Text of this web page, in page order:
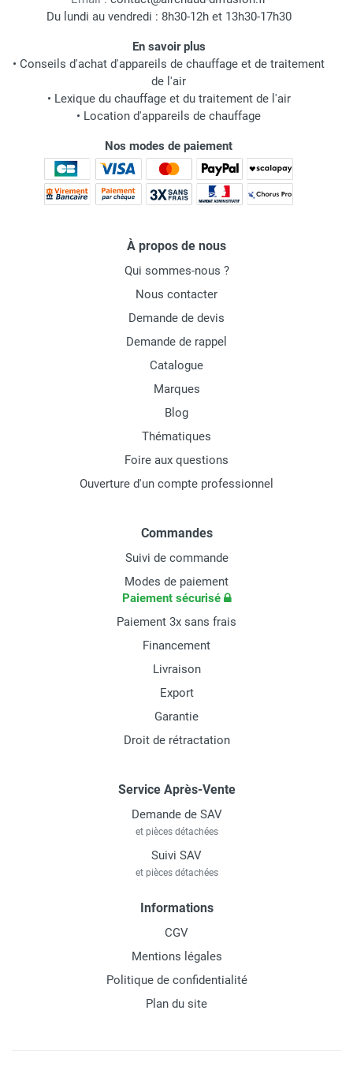
Du lundi au vendredi : 8h30-12h et 13h30-17h30
En savoir plus
• Conseils d'achat d'appareils de chauffage et de traitement
de l'air
• Lexique du chauffage et du traitement de l'air
• Location d'appareils de chauffage
Nos modes de paiement
À propos de nous
Qui sommes-nous ?
Nous contacter
Demande de devis
Demande de rappel
Catalogue
Marques
Blog
Thématiques
Foire aux questions
Ouverture d'un compte professionnel
Commandes
Suivi de commande
Modes de paiement
Paiement sécurisé
Paiement 3x sans frais
Financement
Livraison
Export
Garantie
Droit de rétractation
Service Après-Vente
Demande de SAV
et pièces détachées
Suivi SAV
et pièces détachées
Informations
CGV
Mentions légales
Politique de confidentialité
Plan du site